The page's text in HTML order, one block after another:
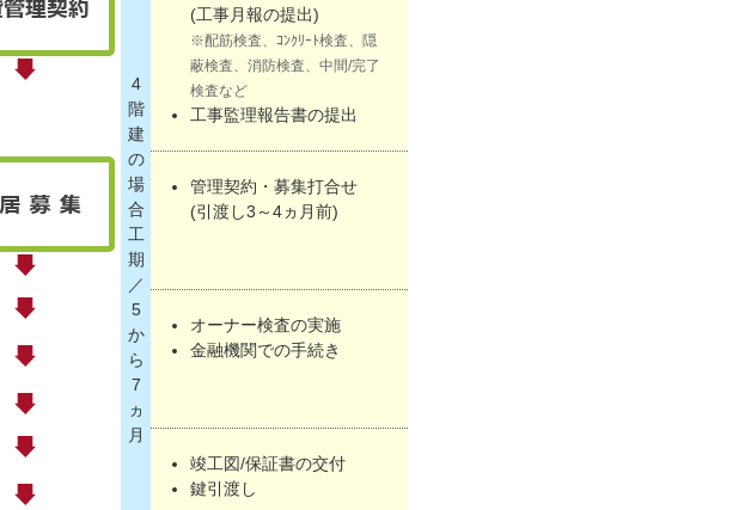
4
階
建
の
場
合
工
期
／
5
か
ら
7
ヵ
月
(工事月報の提出)
※配筋検査、ｺﾝｸﾘｰﾄ検査、隠
蔽検査、消防検査、中間/完了
検査など
工事監理報告書の提出
管理契約・募集打合せ
(引渡し3～4ヵ月前)
オーナー検査の実施
金融機関での手続き
竣工図/保証書の交付
鍵引渡し